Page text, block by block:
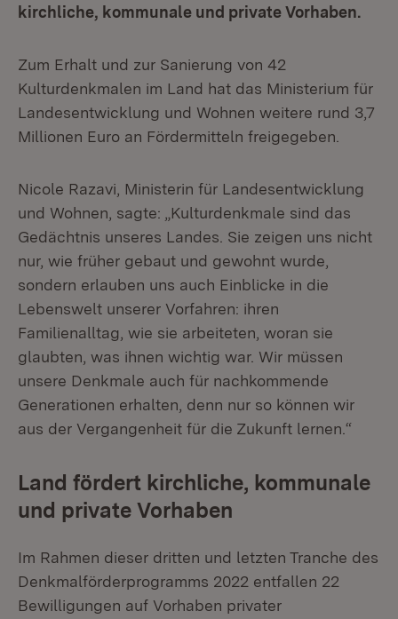
kirchliche, kommunale und private Vorhaben.
Zum Erhalt und zur Sanierung von 42
Kulturdenkmalen im Land hat das Ministerium für
Landesentwicklung und Wohnen weitere rund 3,7
Millionen Euro an Fördermitteln freigegeben.
Nicole Razavi, Ministerin für Landesentwicklung
und Wohnen, sagte: „Kulturdenkmale sind das
Gedächtnis unseres Landes. Sie zeigen uns nicht
nur, wie früher gebaut und gewohnt wurde,
sondern erlauben uns auch Einblicke in die
Lebenswelt unserer Vorfahren: ihren
Familienalltag, wie sie arbeiteten, woran sie
glaubten, was ihnen wichtig war. Wir müssen
unsere Denkmale auch für nachkommende
Generationen erhalten, denn nur so können wir
aus der Vergangenheit für die Zukunft lernen.“
Land fördert kirchliche, kommunale
und private Vorhaben
Im Rahmen dieser dritten und letzten Tranche des
Denkmalförderprogramms 2022 entfallen 22
Bewilligungen auf Vorhaben privater